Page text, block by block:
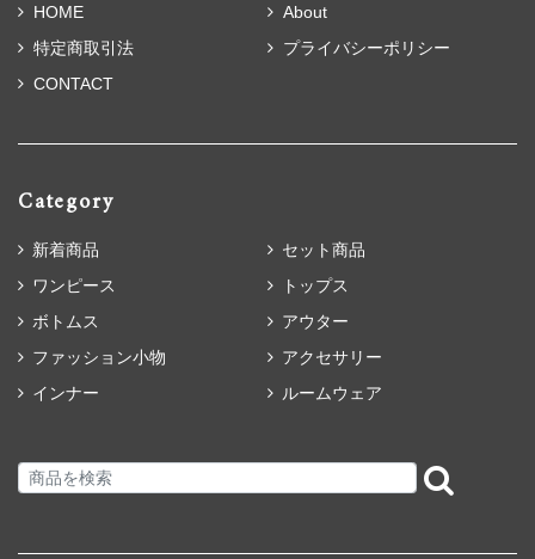
HOME
About
特定商取引法
プライバシーポリシー
CONTACT
Category
新着商品
セット商品
ワンピース
トップス
ボトムス
アウター
ファッション小物
アクセサリー
インナー
ルームウェア